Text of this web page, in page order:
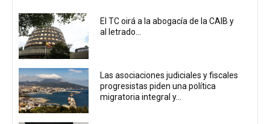
El TC oirá a la abogacía de la CAIB y
al letrado...
Las asociaciones judiciales y fiscales
progresistas piden una política
migratoria integral y...